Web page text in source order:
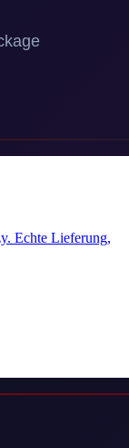
Echte Lieferung,